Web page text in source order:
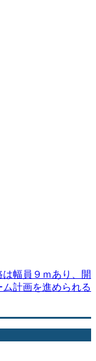
幅員９ｍあり、開
計画を進められる